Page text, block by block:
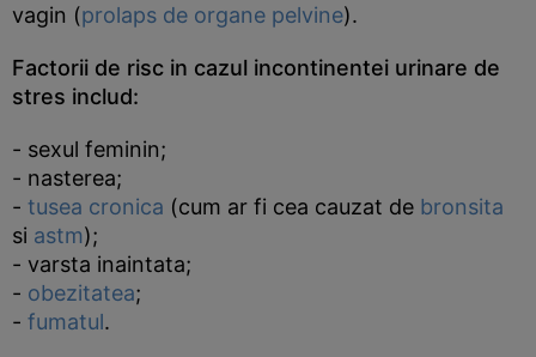
vagin (prolaps de organe pelvine).
Factorii de risc in cazul incontinentei urinare de
stres includ:
- sexul feminin;
- nasterea;
- tusea cronica (cum ar fi cea cauzat de bronsita
si astm);
- varsta inaintata;
- obezitatea;
- fumatul.